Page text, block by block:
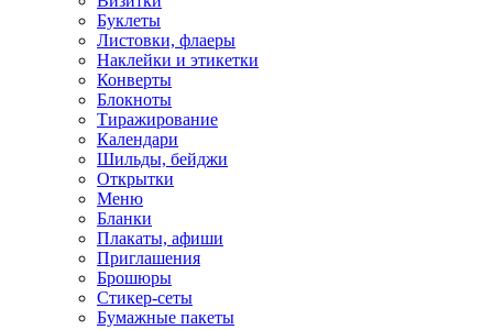
Буклеты
Листовки, флаеры
Наклейки и этикетки
Конверты
Блокноты
Тиражирование
Календари
Шильды, бейджи
Открытки
Меню
Бланки
Плакаты, афиши
Приглашения
Брошюры
Стикер-сеты
Бумажные пакеты